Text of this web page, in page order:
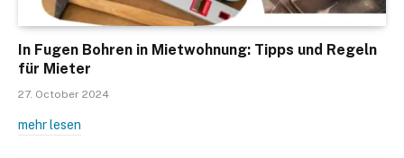
In Fugen Bohren in Mietwohnung: Tipps und Regeln
für Mieter
27. October 2024
mehr lesen